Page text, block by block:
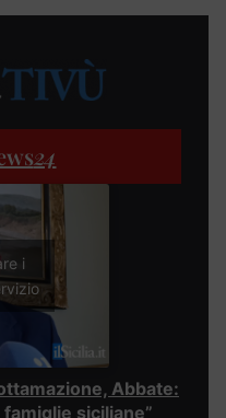
24
i
Abbate:
siciliane”